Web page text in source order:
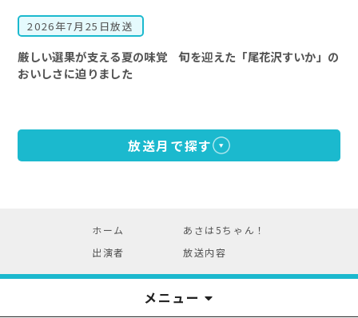
2026年7月25日放送
厳しい選果が支える夏の味覚 旬を迎えた「尾花沢すいか」の
おいしさに迫りました
放送月で探す
ホーム
あさは5ちゃん！
出演者
放送内容
メニュー